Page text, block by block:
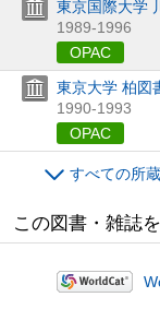
東京国際大学
1989-1996
OPAC
東京大学 柏図
1990-1993
OPAC
すべての所
この図書・雑誌